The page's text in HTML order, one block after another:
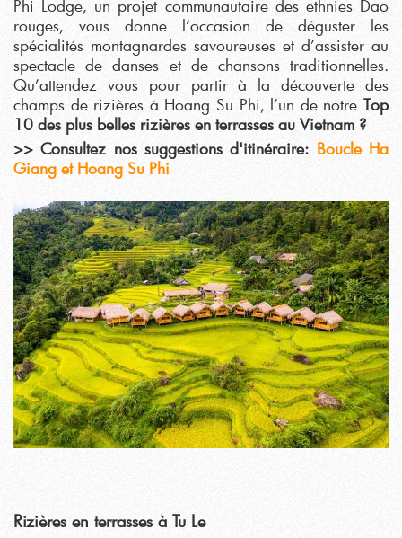
Phi Lodge, un projet communautaire des ethnies Dao
rouges, vous donne l’occasion de déguster les
spécialités montagnardes savoureuses et d’assister au
spectacle de danses et de chansons traditionnelles.
Qu’attendez vous pour partir à la découverte des
champs de rizières à Hoang Su Phi, l’un de notre Top
10 des plus belles rizières en terrasses au Vietnam ?
>> Consultez nos suggestions d'itinéraire: Boucle Ha
Giang et Hoang Su Phi
Rizières en terrasses à Tu Le